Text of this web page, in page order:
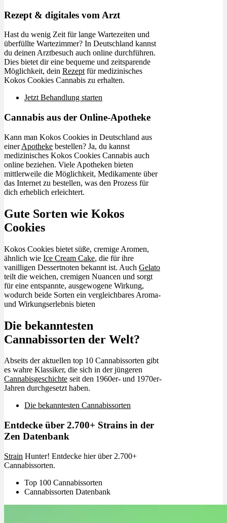
Rezept & digitales vom Arzt
Hast du wenig Zeit für lange Wartezeiten und
überfüllte Wartezimmer? In Deutschland kannst
du deinen Arztbesuch auch online durchführen.
Dies bietet dir eine bequeme und zeitsparende
Möglichkeit, dein Rezept für medizinisches
Kokos Cookies Cannabis zu erhalten.
Jetzt Behandlung starten
Cannabis aus der Online-Apotheke
Kann man Kokos Cookies in Deutschland aus
einerApotheke bestellen? Ja, du kannst
medizinisches Kokos Cookies Cannabis auch
online beziehen. Viele Apotheken bieten
mittlerweile die Möglichkeit, Medikamente über
das Internet zu bestellen, was den Prozess für
dich erheblich erleichtert.
Gute Sorten wie Kokos
Cookies
Kokos Cookies bietet süße, cremige Aromen,
ähnlich wie Ice Cream Cake, die für ihre
vanilligen Dessertnoten bekannt ist. Auch Gelato
teilt die weichen, cremigen Nuancen und sorgt
für eine entspannte, ausgewogene Wirkung,
wodurch beide Sorten ein vergleichbares Aroma-
und Wirkungserlebnis bieten
Die bekanntesten
Cannabissorten der Welt?
Abseits der aktuellen top 10 Cannabissorten gibt
es wahre Klassiker, die sich in der jüngeren
Cannabisgeschichte seit den 1960er- und 1970er-
Jahren durchgesetzt haben.
Die bekanntesten Cannabissorten
Entdecke über 2.700+ Strains in der
Zen Datenbank
Strain Hunter! Entdecke hier über 2.700+
Cannabissorten.
Top 100 Cannabissorten
Cannabissorten Datenbank